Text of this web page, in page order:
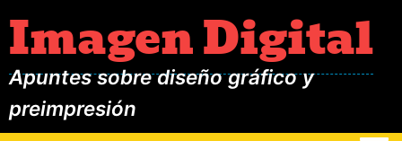
Imagen Digital
Apuntes sobre diseño gráfico y
preimpresión